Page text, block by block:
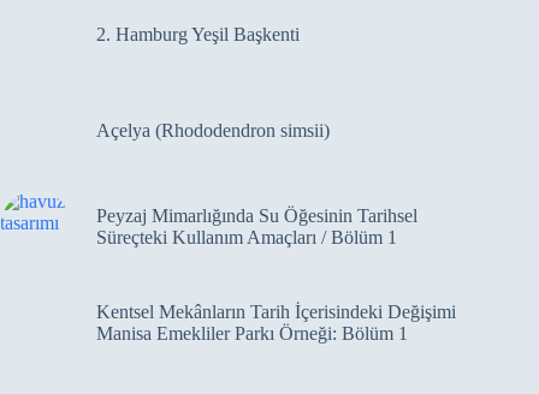
2. Hamburg Yeşil Başkenti
Açelya (Rhododendron simsii)
Peyzaj Mimarlığında Su Öğesinin Tarihsel
Süreçteki Kullanım Amaçları / Bölüm 1
Kentsel Mekânların Tarih İçerisindeki Değişimi
Manisa Emekliler Parkı Örneği: Bölüm 1